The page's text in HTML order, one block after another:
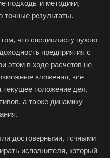
подходы и методики,
точные результаты.
что специалисту нужно
предприятия с
этом в ходе расчетов не
вложения, все
текущее положение дел,
а также динамику
достоверными, точными
исполнителя, который